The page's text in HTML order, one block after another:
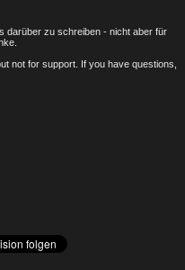
darüber zu schreiben - nicht aber für
not for support. If you have questions,